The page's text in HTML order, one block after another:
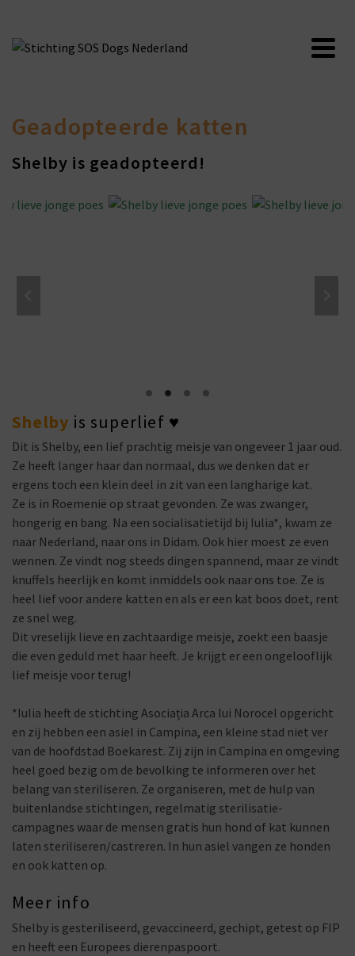
Geadopteerde katten
Shelby is geadopteerd!
Shelby is superlief ♥
Dit is Shelby, een lief prachtig meisje van ongeveer 1 jaar oud.
Ze heeft langer haar dan normaal, dus we denken dat er
ergens toch een klein deel in zit van een langharige kat.
Ze is in Roemenië op straat gevonden. Ze was zwanger,
hongerig en bang. Na een socialisatietijd bij Iulia*, kwam ze
naar Nederland, naar ons in Didam. Ook hier moest ze even
wennen. Ze vindt nog steeds dingen spannend, maar ze vindt
knuffels heerlijk en komt inmiddels ook naar ons toe. Ze is
heel lief voor andere katten en als er een kat boos doet, rent
ze snel weg.
Dit vreselijk lieve en zachtaardige meisje, zoekt een baasje
die even geduld met haar heeft. Je krijgt er een ongelooflijk
lief meisje voor terug!
*Iulia heeft de stichting Asociația Arca lui Norocel opgericht
en zij hebben een asiel in Campina, een kleine stad niet ver
van de hoofdstad Boekarest. Zij zijn in Campina en omgeving
heel goed bezig om de bevolking te informeren over het
belang van steriliseren. Ze organiseren, met de hulp van
buitenlandse stichtingen, regelmatig sterilisatie-
campagnes waar de mensen gratis hun hond of kat kunnen
laten steriliseren/castreren. In hun asiel vangen ze honden
en ook katten op.
Meer info
Shelby is gesteriliseerd, gevaccineerd, gechipt, getest op FIP
en heeft een Europees dierenpaspoort.